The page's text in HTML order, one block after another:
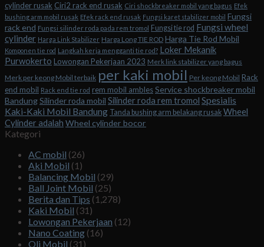
cylinder rusak Ciri2 rack end rusak Ciri shockbreaker mobil yang bagus Efek
bushing arm mobil rusak Efek rack end rusak Fungsi karet stabilizer mobil Fungsi
rack end Fungsi silinder roda pada rem tromol Fungsi tie rod Fungsi wheel
cylinder Harga Link Stabilizer Harga Long TIE ROD Harga Tie Rod Mobil
Komponen tie rod Langkah kerja mengganti tie rod? Loker Mekanik
Purwokerto Lowongan Pekerjaan 2023 Merk link stabilizer yang bagus
Merk per keong Mobil terbaik per kaki mobil Per keong Mobil Rack
end mobil Rack end tie rod rem mobil amblesService shockbreaker mobil
BandungSilinder roda mobil Silinder roda rem tromol Spesialis
Kaki-Kaki Mobil Bandung Tanda bushing arm belakang rusak Wheel
Cylinder adalah Wheel cylinder bocor
Kategori
AC mobil (26)
Aki Mobil (1)
Balancing Mobil (29)
Ball Joint Mobil (25)
Berita dan Tips (1,278)
Kaki Mobil (31)
Lowongan Pekerjaan (12)
Nano Coating (16)
Oli Mobil (31)